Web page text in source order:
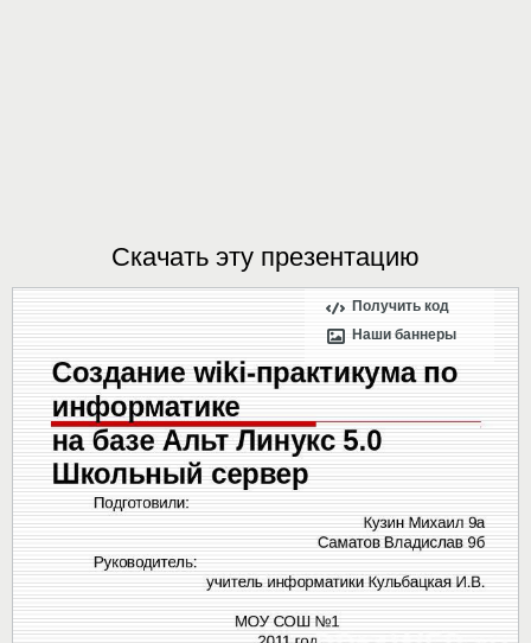
Скачать эту презентацию
Получить код
Наши баннеры